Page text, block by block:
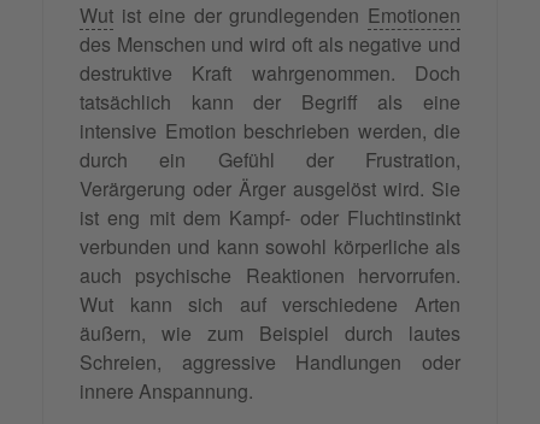
Wut ist eine der grundlegenden Emotionen
des Menschen und wird oft als negative und
destruktive Kraft wahrgenommen. Doch
tatsächlich kann der Begriff als eine
intensive Emotion beschrieben werden, die
durch ein Gefühl der Frustration,
Verärgerung oder Ärger ausgelöst wird. Sie
ist eng mit dem Kampf- oder Fluchtinstinkt
verbunden und kann sowohl körperliche als
auch psychische Reaktionen hervorrufen.
Wut kann sich auf verschiedene Arten
äußern, wie zum Beispiel durch lautes
Schreien, aggressive Handlungen oder
innere Anspannung.